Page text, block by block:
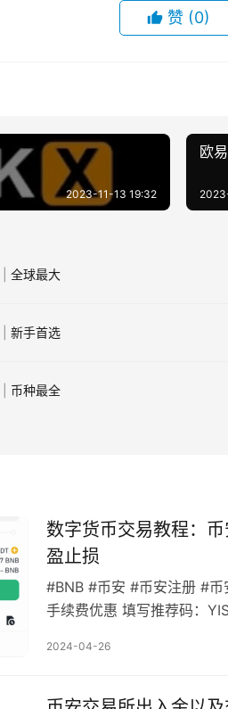
赞 (0)
2023-11-13 19:32
欧
全球最大
新手首选
币种最全
数字货币交易教程：
盈止损
#BNB #币安 #币安注册 #
手续费优惠 填写推荐码：
2024-04-26